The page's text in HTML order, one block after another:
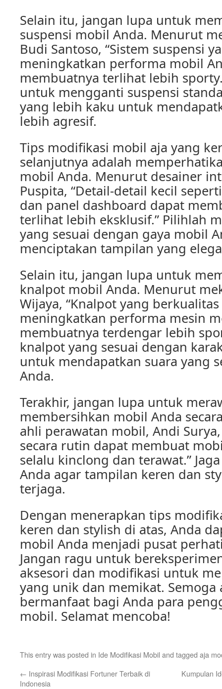
Selain itu, jangan lupa untuk
suspensi mobil Anda. Menurut
Budi Santoso, “Sistem suspensi
meningkatkan performa mobil
membuatnya terlihat lebih
untuk mengganti suspensi
yang lebih kaku untuk
lebih agresif.
Tips modifikasi mobil aja yang
selanjutnya adalah
mobil Anda. Menurut desainer
Puspita, “Detail-detail kecil
dan panel dashboard dapat
terlihat lebih eksklusif.” Pilihlah
yang sesuai dengan gaya mobil
menciptakan tampilan yang
Selain itu, jangan lupa untuk
knalpot mobil Anda. Menurut
Wijaya, “Knalpot yang
meningkatkan performa mesin
membuatnya terdengar lebih
knalpot yang sesuai dengan
untuk mendapatkan suara yang
Anda.
Terakhir, jangan lupa untuk
membersihkan mobil Anda
ahli perawatan mobil, Andi
secara rutin dapat membuat
selalu kinclong dan terawat.”
Anda agar tampilan keren dan
terjaga.
Dengan menerapkan tips
keren dan stylish di atas, Anda
mobil Anda menjadi pusat
Jangan ragu untuk
aksesori dan modifikasi untuk
yang unik dan memikat.
bermanfaat bagi Anda para
mobil. Selamat mencoba!
This entry was posted in Ide Modifikasi Mobil and tagged aja
← Inspirasi Modifikasi Fortuner Terbaik di
Indonesia
Kumpulan